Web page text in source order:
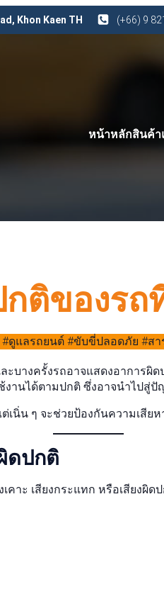
Khon Kaen TH (+66) 9
หน้าหลักสินค้า
กติของร
บางครั้งรถอาจแสดงอาการผิ
งานได้ตามปกติ ซึ่งอาจนำไป
เนิ่น ๆ จะช่วยป้องกันความเสี
ดปกติ
เคาะ เสียงกระแทก หรือเสียง